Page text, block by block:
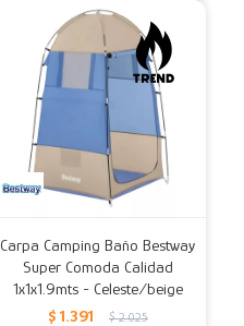
Carpa Camping Baño Bestway
Super Comoda Calidad
1x1x1.9mts - Celeste/beige
$ 1.391 $ 2.025